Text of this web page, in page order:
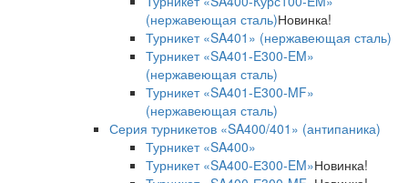
(нержавеющая сталь)Новинка!
Турникет «SA401» (нержавеющая сталь)
Турникет «SA401-E300-EM»
(нержавеющая сталь)
Турникет «SA401-E300-MF»
(нержавеющая сталь)
Серия турникетов «SA400/401» (антипаника)
Турникет «SA400»
Турникет «SA400-Е300-EM»Новинка!